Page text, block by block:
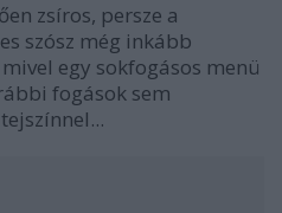
zsíros, persze a
szósz még inkább
egy sokfogásos menü
fogások sem